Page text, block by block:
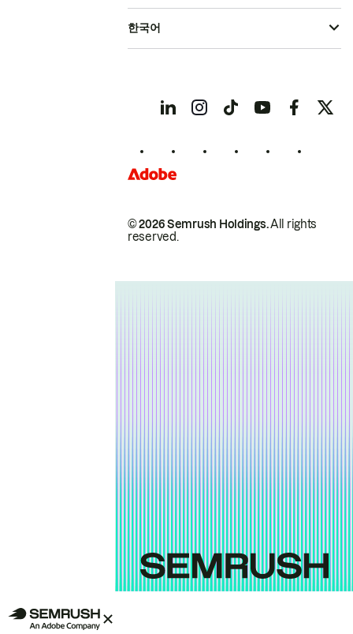
© 2026 Semrush Holdings.All rights
reserved.
한국어